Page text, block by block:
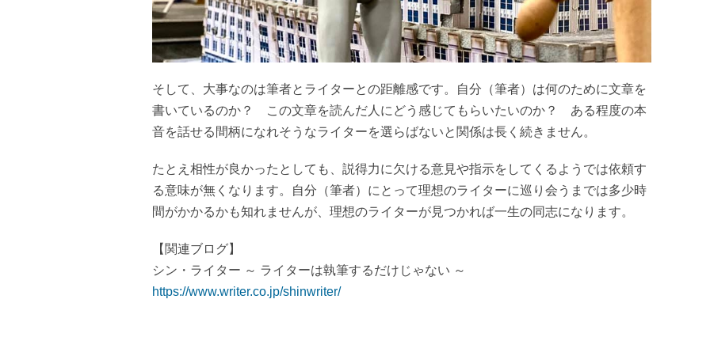
そして、大事なのは筆者とライターとの距離感です。自分（筆者）は何のために文章を
書いているのか？ この文章を読んだ人にどう感じてもらいたいのか？ ある程度の本
音を話せる間柄になれそうなライターを選らばないと関係は長く続きません。
たとえ相性が良かったとしても、説得力に欠ける意見や指示をしてくるようでは依頼す
る意味が無くなります。自分（筆者）にとって理想のライターに巡り会うまでは多少時
間がかかるかも知れませんが、理想のライターが見つかれば一生の同志になります。
【関連ブログ】
シン・ライター ～ ライターは執筆するだけじゃない ～
https://www.writer.co.jp/shinwriter/